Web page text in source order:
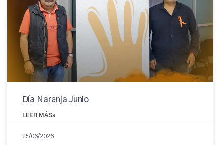
Día Naranja Junio
LEER MÁS»
25/06/2026